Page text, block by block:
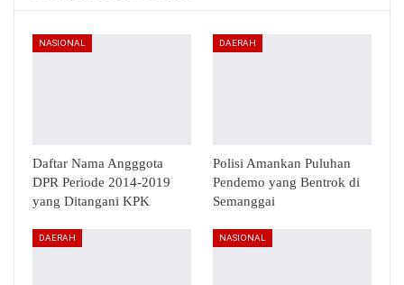
NASIONAL
Daftar Nama Angggota
DPR Periode 2014-2019
yang Ditangani KPK
DAERAH
Polisi Amankan Puluhan
Pendemo yang Bentrok di
Semanggai
DAERAH NASIONAL